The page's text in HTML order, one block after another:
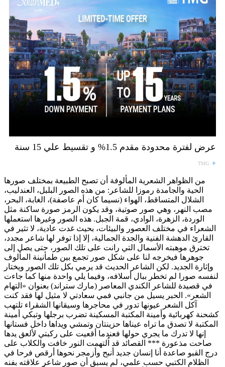
عرض لفترة محدودة مقدم 1.5% و تقسيط علي 15 سنة
TMG
من الظواهر الشعرية المألوفة أن تصبح الطبيعة بمختلف صورها
الحية والجامدة رموزا للشاعر: من هذه الصور البلبل، العندليب،
الشلال المتساقط، الهواء (نسيما كان أم عاصفة)، الغابة، البحر،
مصب النهر، وهي صور صوتية، وقد يكون الرمز صورة ساكنة مثل
الوردة، الزهرة، الوادي، قمة الجبل. هذه الصور وغيرها استعملها
الشعراء في مختلف العصور والبيئات، بحيث غدت عادية، لا تثير في
القارئ الدهشة الفنية والجدة الجمالية، إلا إذا توفر لها شاعر مجدد،
تخترق موهبته الأسمال التي رانت على تلك الصور، حتى يصل إلى
جوهرها فيخرجه لنا على شكل صور تجمع بين طمأنينة المألوف
وإثارة الجديد. لكن الشاعر الحديث قد يرمي بكل تلك الصور ويختار
لنفسه صورا لم تخطر ببال أسلافه، وفيما يلي واحدة منها كما جاءت
في قصيدة للشاعر الكندي المعاصر (مارك ستراند) بعنوان «التهام
الشعر». الحبر يسيل من جانبي فمي سعادتي لا مثيل لها فقد كنت
آكل الشعر عيونها تدور في محاجرها وسيقانها الشقراء تلتهب
كشحنة كهربائية وأمينة المكتبة المسكينة تضرب برجلها وتبكي أمينة
المكتبة لا تصدق ما تراه عيناها حزينتان وتمشي ويداها داخل فستانها
إنها لا تدرك ما يجري حولها فعندما أقعيت على ركبتي لألعق يدها
صاحت مذعورة *** القصائد قد اُلتهمت النور خافت والكلاب على
درج القبو صاعدة أنا إنسان جديد أنبح وأزمجر نحوها أرقص فرحا في
الظلام الكتبي حسب علمي، لم يسبق أن صور شاعر علاقته بفنه